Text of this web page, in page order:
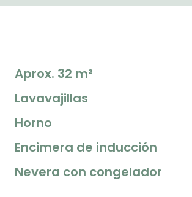
Aprox. 32 m²
Lavavajillas
Horno
Encimera de inducción
Nevera con congelador